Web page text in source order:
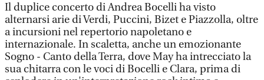
Il duplice concerto di Andrea Bocelli ha visto
alternarsi arie di Verdi, Puccini, Bizet e Piazzolla, oltre
a incursioni nel repertorio napoletano e
internazionale. In scaletta, anche un emozionante
Sogno - Canto della Terra, dove May ha intrecciato la
sua chitarra con le voci di Bocelli e Clara, prima di